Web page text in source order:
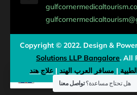
EN
Copyright © 2022. Design &
Solutions LLP Bangalore. All
| مسافر العرب الهند | علاج هند
هل تحتاج مساعدة؟تواصل معنا